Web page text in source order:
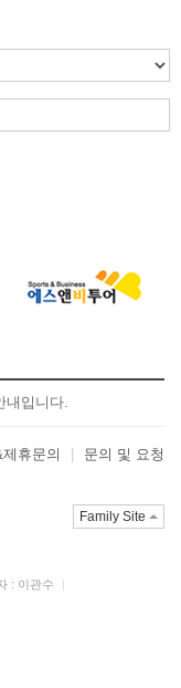
입니다.
휴문의 |
문의 및 요청
Family Site
: 이관수 |